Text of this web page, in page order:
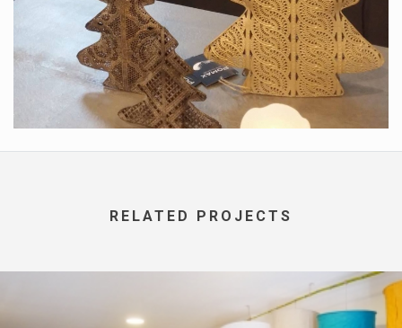
RELATED PROJECTS